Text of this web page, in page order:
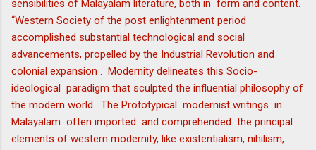
sensibilities of Malayalam literature, both in form and content.
“Western Society of the post enlightenment period
accomplished substantial technological and social
advancements, propelled by the Industrial Revolution and
colonial expansion . Modernity delineates this Socio-
ideological paradigm that sculpted the influential philosophy of
the modern world . The Prototypical modernist writings in
Malayalam often imported and comprehended the principal
elements of western modernity, like existentialism, nihilism,